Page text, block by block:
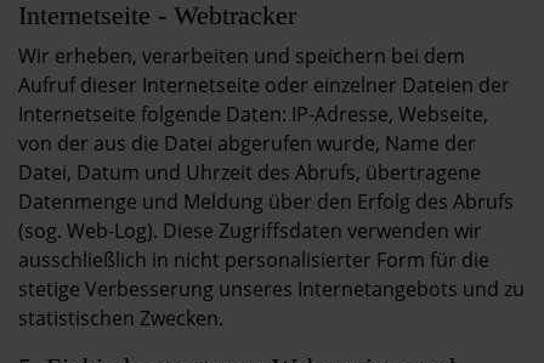
Internetseite - Webtracker
Wir erheben, verarbeiten und speichern bei dem
Aufruf dieser Internetseite oder einzelner Dateien der
Internetseite folgende Daten: IP-Adresse, Webseite,
von der aus die Datei abgerufen wurde, Name der
Datei, Datum und Uhrzeit des Abrufs, übertragene
Datenmenge und Meldung über den Erfolg des Abrufs
(sog. Web-Log). Diese Zugriffsdaten verwenden wir
ausschließlich in nicht personalisierter Form für die
stetige Verbesserung unseres Internetangebots und zu
statistischen Zwecken.